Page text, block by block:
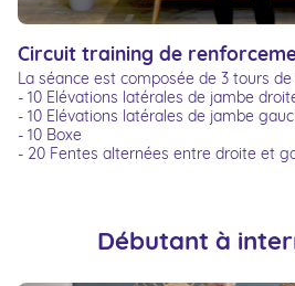
Circuit training de
La séance est composée de 3 tours de
- 10 Elévations latérales de jambe
- 10 Elévations latérales de jambe
- 10 Boxe
- 20 Fentes alternées entre droite et
Débutant à